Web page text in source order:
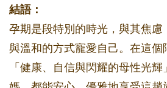
結語：
孕期是段特別的時光，與其焦
與溫和的方式寵愛自己。在這個
「健康、自信與閃耀的母性光